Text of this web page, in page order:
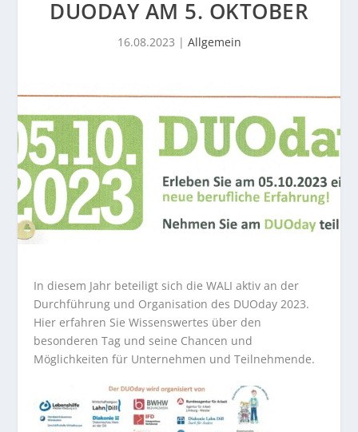
DUODAY AM 5. OKTOBER
16.08.2023 | Allgemein
In diesem Jahr beteiligt sich die WALI aktiv an der
Durchführung und Organisation des DUOday 2023.
Hier erfahren Sie Wissenswertes über den
besonderen Tag und seine Chancen und
Möglichkeiten für Unternehmen und Teilnehmende.